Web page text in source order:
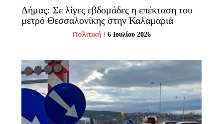
Δήμας: Σε λίγες εβδομάδες η επέκταση του
μετρό Θεσσαλονίκης στην Καλαμαριά
Πολιτική / 6 Ιουλίου 2026